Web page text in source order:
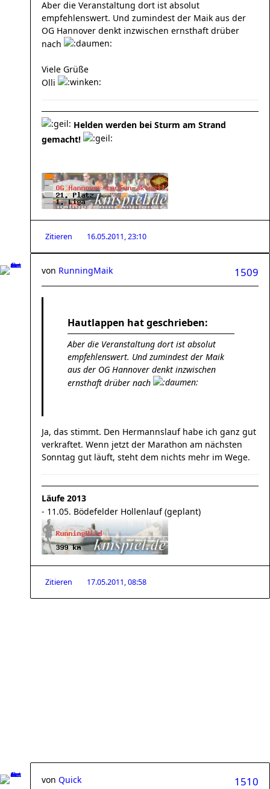
Aber die Veranstaltung dort ist absolut
empfehlenswert. Und zumindest der Maik aus der
OG Hannover denkt inzwischen ernsthaft drüber
nach
Viele Grüße
Olli
Helden werden bei Sturm am Strand
gemacht!
Zitieren 16.05.2011, 23:10
1509
von RunningMaik
Hautlappen hat geschrieben:
Aber die Veranstaltung dort ist absolut
empfehlenswert. Und zumindest der Maik
aus der OG Hannover denkt inzwischen
ernsthaft drüber nach
Ja, das stimmt. Den Hermannslauf habe ich ganz gut
verkraftet. Wenn jetzt der Marathon am nächsten
Sonntag gut läuft, steht dem nichts mehr im Wege.
Läufe 2013
- 11.05. Bödefelder Hollenlauf (geplant)
Zitieren 17.05.2011, 08:58
1510
von Quick